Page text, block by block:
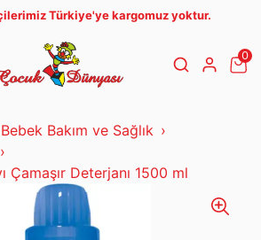
Türkiye'ye kargomuz yoktur.
0
Bebek Bakım ve Sağlık
Çamaşır Deterjanı 1500 ml